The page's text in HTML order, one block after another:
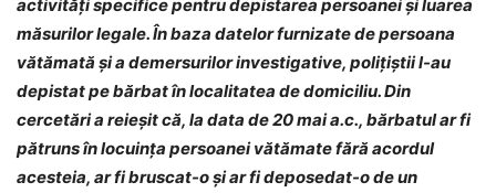
activități specifice pentru depistarea persoanei și luarea
măsurilor legale. În baza datelor furnizate de persoana
vătămată și a demersurilor investigative, polițiștii l-au
depistat pe bărbat în localitatea de domiciliu. Din
cercetări a reieșit că, la data de 20 mai a.c., bărbatul ar fi
pătruns în locuința persoanei vătămate fără acordul
acesteia, ar fi bruscat-o și ar fi deposedat-o de un